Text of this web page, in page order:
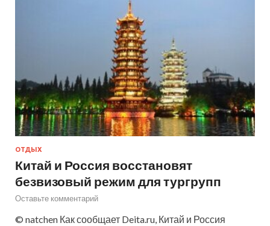
ОТДЫХ
Китай и Россия восстановят
безвизовый режим для тургрупп
Оставьте комментарий
© natchen Как сообщает Deita.ru, Китай и Россия